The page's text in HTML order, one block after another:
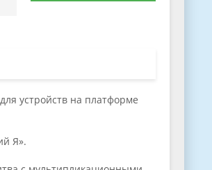
устройств на платформе
Я».